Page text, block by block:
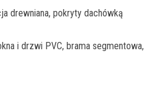
drewniana, pokryty dachówką
i drzwi PVC, brama segmentowa,